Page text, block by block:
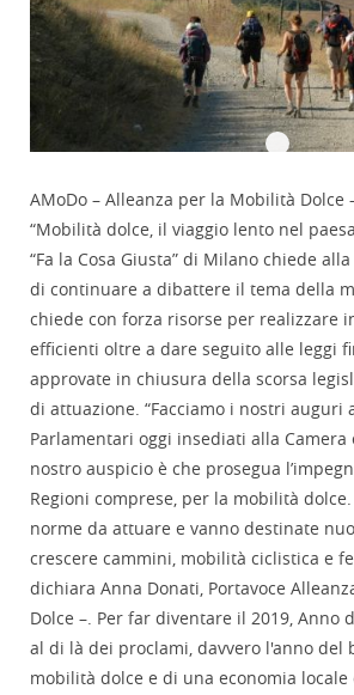
AMoDo – Alleanza per la Mobilità Dolce
“Mobilità dolce, il viaggio lento nel
“Fa la Cosa Giusta” di Milano chiede
di continuare a dibattere il tema della
chiede con forza risorse per realizzare
efficienti oltre a dare seguito alle leggi
approvate in chiusura della scorsa
di attuazione. “Facciamo i nostri auguri
Parlamentari oggi insediati alla Camera
nostro auspicio è che prosegua
Regioni comprese, per la mobilità
norme da attuare e vanno destinate
crescere cammini, mobilità ciclistica e
dichiara Anna Donati, Portavoce
Dolce –. Per far diventare il 2019, Anno
al di là dei proclami, davvero l'anno del
mobilità dolce e di una economia